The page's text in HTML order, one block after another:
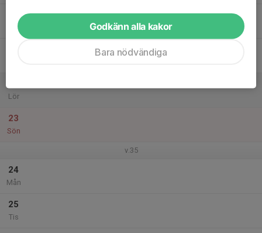
Tor
Lör
23
Sön
v.35
24
Mån
25
Tis
Godkänn alla kakor
Bara nödvändiga